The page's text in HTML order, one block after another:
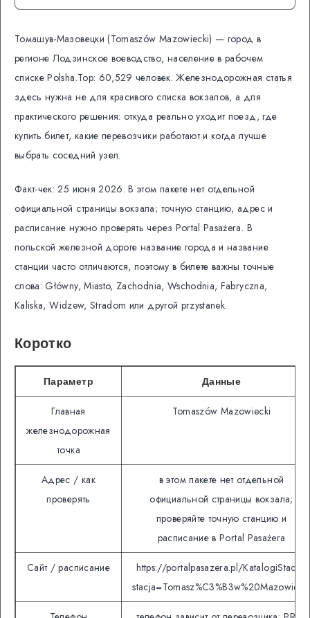
Томашув-Мазовецки (Tomaszów Mazowiecki) — город в
регионе Лодзинское воеводство, население в рабочем
списке Polsha.Top: 60,529 человек. Железнодорожная статья
здесь нужна не для красивого списка вокзалов, а для
практического решения: откуда реально уходит поезд, где
купить билет, какие перевозчики работают и когда лучше
выбрать соседний узел.
Факт-чек: 25 июня 2026. В этом пакете нет отдельной
официальной страницы вокзала; точную станцию, адрес и
расписание нужно проверять через Portal Pasażera. В
польской железной дороге название города и название
станции часто отличаются, поэтому в билете важны точные
слова: Główny, Miasto, Zachodnia, Wschodnia, Fabryczna,
Kaliska, Widzew, Stradom или другой przystanek.
Коротко
Параметр Данные
Главная
железнодорожная
точка
Tomaszów Mazowiecki
Адрес / как
проверять
в этом пакете нет отдельной
официальной страницы вокзала;
проверяйте точную станцию и
расписание в Portal Pasażera
Сайт / расписание
https://portalpasazera.pl/KatalogiStacji?
stacja=Tomasz%C3%B3w%20Mazowiecki